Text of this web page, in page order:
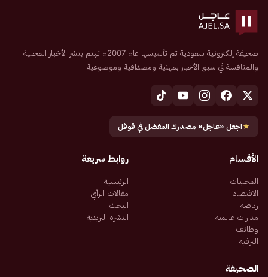
صحيفة إلكترونية سعودية تم تأسيسها عام 2007م تهتم بنشر الأخبار المحلية
والمنافسة في سبق الأخبار بمهنية ومصداقية وموضوعية
★اجعل «عاجل» مصدرك المفضل في قوقل
الأقسام
المحليات
الاقتصاد
رياضة
مدارات عالمية
وظائف
الترفيه
روابط سريعة
الرئيسية
مقالات الرأي
البحث
النشرة البريدية
الصحيفة